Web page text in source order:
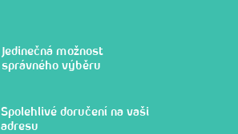
Jedinečná možnost
správného výběru
Spolehlivé doručení na vaši
adresu